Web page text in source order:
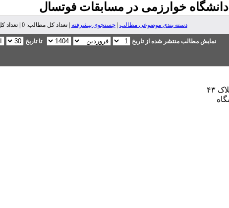
دانشگاه خوارزمی در مسابقات فوتسال
دسته بندی موضوعی مطالب |جستجوی پیشرفته | تعداد کل مطالب: 0 | تعداد کل بازدید های مطالب: 0 |
نمایش مطالب منتشر شده از تاریخ تا تاریخ
۴۳